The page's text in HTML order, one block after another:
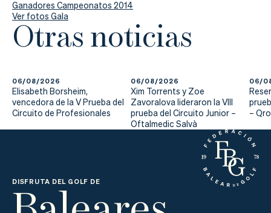
Ganadores Campeonatos 2014
Ver fotos Gala
Otras noticias
06/08/2026
Elisabeth Borsheim,
vencedora de la V Prueba del
Circuito de Profesionales
06/08/2026
Xim Torrents y Zoe
Zavoralova lideraron la VIII
prueba del Circuito Junior –
Oftalmedic Salvà
06/
–
DISFRUTA DEL GOLF DE